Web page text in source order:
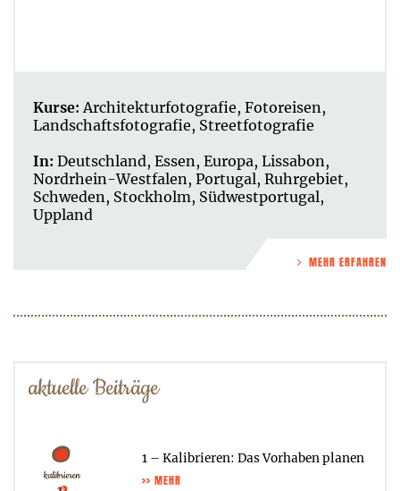
Kurse: Architekturfotografie, Fotoreisen,
Landschaftsfotografie, Streetfotografie
In: Deutschland, Essen, Europa, Lissabon,
Nordrhein-Westfalen, Portugal, Ruhrgebiet,
Schweden, Stockholm, Südwestportugal,
Uppland
MEHR ERFAHREN
aktuelle Beiträge
1 – Kalibrieren: Das Vorhaben planen
>> MEHR